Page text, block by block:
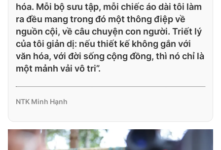
hóa. Mỗi bộ sưu tập, mỗi chiếc áo dài tôi làm
ra đều mang trong đó một thông điệp về
nguồn cội, về câu chuyện con người. Triết lý
của tôi giản dị: nếu thiết kế không gắn với
văn hóa, với đời sống cộng đồng, thì nó chỉ là
một mảnh vải vô tri”.
NTK Minh Hạnh